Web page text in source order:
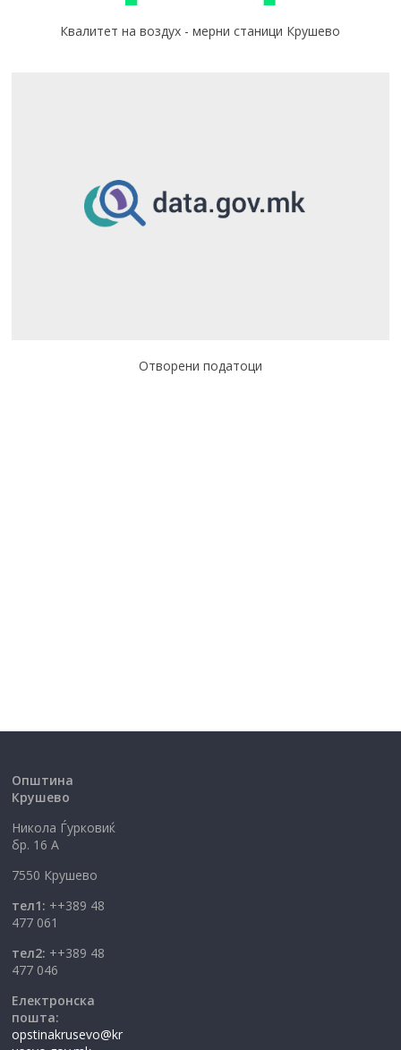
Квалитет на воздух - мерни станици Крушево
Отворени податоци
Општина
Крушево
Никола Ѓурковиќ
бр. 16 А
7550 Крушево
тел1: ++389 48
477 061
тел2: ++389 48
477 046
Електронска
пошта:
opstinakrusevo@kr